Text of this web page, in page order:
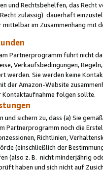
und Rechtsbehelfen, das
zulässig) dauerhaft
im Zusammenhang mit
Partnerprogramm führt nicht
Verkaufsbedingungen,
werden. Sie werden keine
der Amazon-Website
Kontaktaufnahme folgen sollte.
und sichern zu, dass (a) Sie
Partnerprogramm noch die
Richtlinien,
(einschließlich der
(also z. B. nicht minderjährig
haben und sich nicht auf